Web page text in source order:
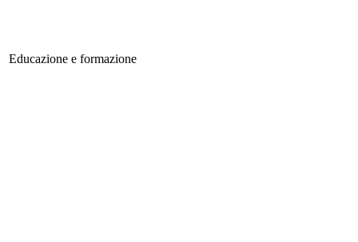
Educazione e formazione